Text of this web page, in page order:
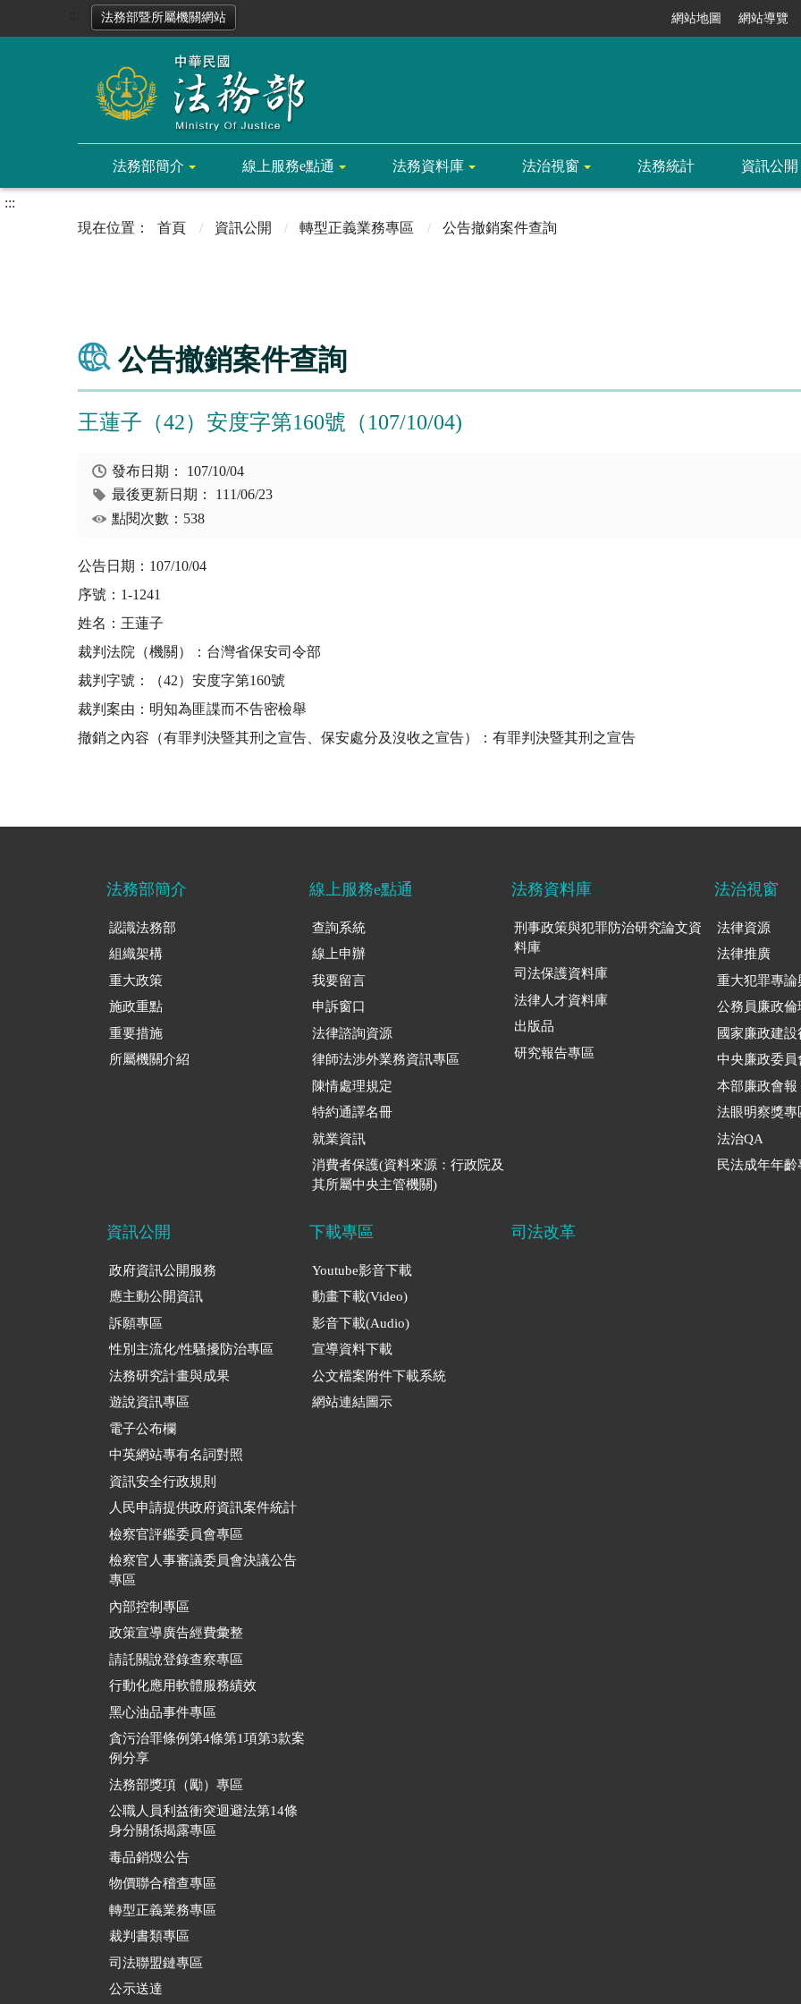
法務部暨所屬機關網站 網站地圖 網站導覽
法務部簡介 線上服務e點通 法務資料庫 法治視窗 法務統計 資訊公開
:::
首頁
資訊公開 轉型正義業務專區 公告撤銷案件查詢
公告撤銷案件查詢
王蓮子（42）安度字第160號（107/10/04)
發布日期： 107/10/04
最後更新日期： 111/06/23
點閱次數：538
公告日期：107/10/04
序號：1-1241
姓名：王蓮子
裁判法院（機關）：台灣省保安司令部
裁判字號：（42）安度字第160號
裁判案由：明知為匪諜而不告密檢舉
撤銷之內容（有罪判決暨其刑之宣告、保安處分及沒收之宣告）：有罪判決暨其刑之宣告
法務部簡介
認識法務部
組織架構
重大政策
施政重點
重要措施
所屬機關介紹
線上服務e點通
查詢系統
線上申辦
我要留言
申訴窗口
法律諮詢資源
律師法涉外業務資訊專區
陳情處理規定
特約通譯名冊
就業資訊
消費者保護(資料來源：行政院及
其所屬中央主管機關)
法務資料庫
刑事政策與犯罪防治研究論文資
料庫
司法保護資料庫
法律人才資料庫
出版品
研究報告專區
法治視窗
法律資源
法律推廣
重大犯罪專論
公務員廉政倫
國家廉政建
中央廉政委員
本部廉政會報
法眼明察獎專
法治QA
民法成年年齡
資訊公開
政府資訊公開服務
應主動公開資訊
訴願專區
性別主流化/性騷擾防治專區
法務研究計畫與成果
遊說資訊專區
電子公布欄
中英網站專有名詞對照
資訊安全行政規則
人民申請提供政府資訊案件統計
檢察官評鑑委員會專區
檢察官人事審議委員會決議公告
專區
內部控制專區
政策宣導廣告經費彙整
請託關說登錄查察專區
行動化應用軟體服務績效
黑心油品事件專區
貪污治罪條例第4條第1項第3款案
例分享
法務部獎項（勵）專區
公職人員利益衝突迴避法第14條
身分關係揭露專區
毒品銷燬公告
物價聯合稽查專區
轉型正義業務專區
裁判書類專區
司法聯盟鏈專區
公示送達
下載專區
Youtube影音下載
動畫下載(Video)
影音下載(Audio)
宣導資料下載
公文檔案附件下載系統
網站連結圖示
司法改革